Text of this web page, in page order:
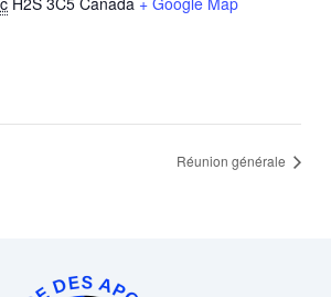
Réunion générale